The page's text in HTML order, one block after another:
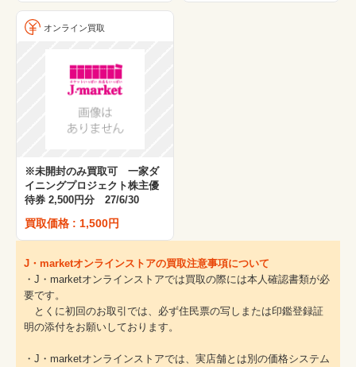
オンライン買取
※未開封のみ買取可 一家ダ
イニングプロジェクト株主優
待券 2,500円分 27/6/30
買取価格 : 1,500円
J・marketオンラインストアの買取注意事項について
・J・marketオンラインストアでは買取の際には本人確認書類が必
要です。
とくに初回のお取引では、必ず住民票の写しまたは印鑑登録証
明の添付をお願いしております。
・J・marketオンラインストアでは、実店舗とは別の価格システム